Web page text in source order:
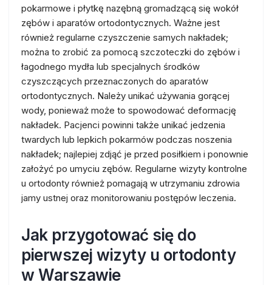
pokarmowe i płytkę nazębną gromadzącą się wokół
zębów i aparatów ortodontycznych. Ważne jest
również regularne czyszczenie samych nakładek;
można to zrobić za pomocą szczoteczki do zębów i
łagodnego mydła lub specjalnych środków
czyszczących przeznaczonych do aparatów
ortodontycznych. Należy unikać używania gorącej
wody, ponieważ może to spowodować deformację
nakładek. Pacjenci powinni także unikać jedzenia
twardych lub lepkich pokarmów podczas noszenia
nakładek; najlepiej zdjąć je przed posiłkiem i ponownie
założyć po umyciu zębów. Regularne wizyty kontrolne
u ortodonty również pomagają w utrzymaniu zdrowia
jamy ustnej oraz monitorowaniu postępów leczenia.
Jak przygotować się do
pierwszej wizyty u ortodonty
w Warszawie